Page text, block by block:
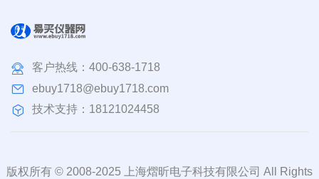
客户热线： 400-638-1718
ebuy1718@ebuy1718.com
技术支持：18121024458
版权所有 © 2008-2025 上海熠昕电子科技有限公司 All Rights